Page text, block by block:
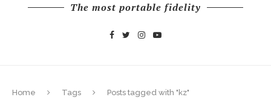
The most portable fidelity
Home Tags Posts tagged with "kz"